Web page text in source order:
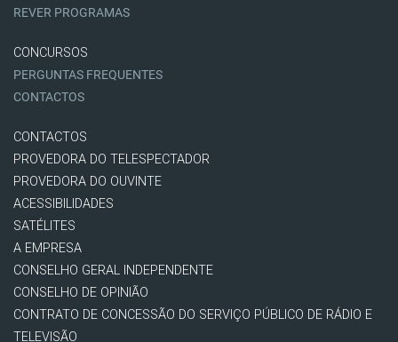
REVER PROGRAMAS
CONCURSOS
PERGUNTAS FREQUENTES
CONTACTOS
CONTACTOS
PROVEDORA DO TELESPECTADOR
PROVEDORA DO OUVINTE
ACESSIBILIDADES
SATÉLITES
A EMPRESA
CONSELHO GERAL INDEPENDENTE
CONSELHO DE OPINIÃO
CONTRATO DE CONCESSÃO DO SERVIÇO PÚBLICO DE RÁDIO E
TELEVISÃO